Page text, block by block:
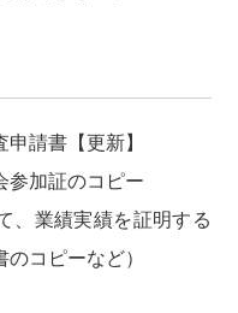
請書【更新】
参加証のコピー
、業績実績を証明する
コピーなど）